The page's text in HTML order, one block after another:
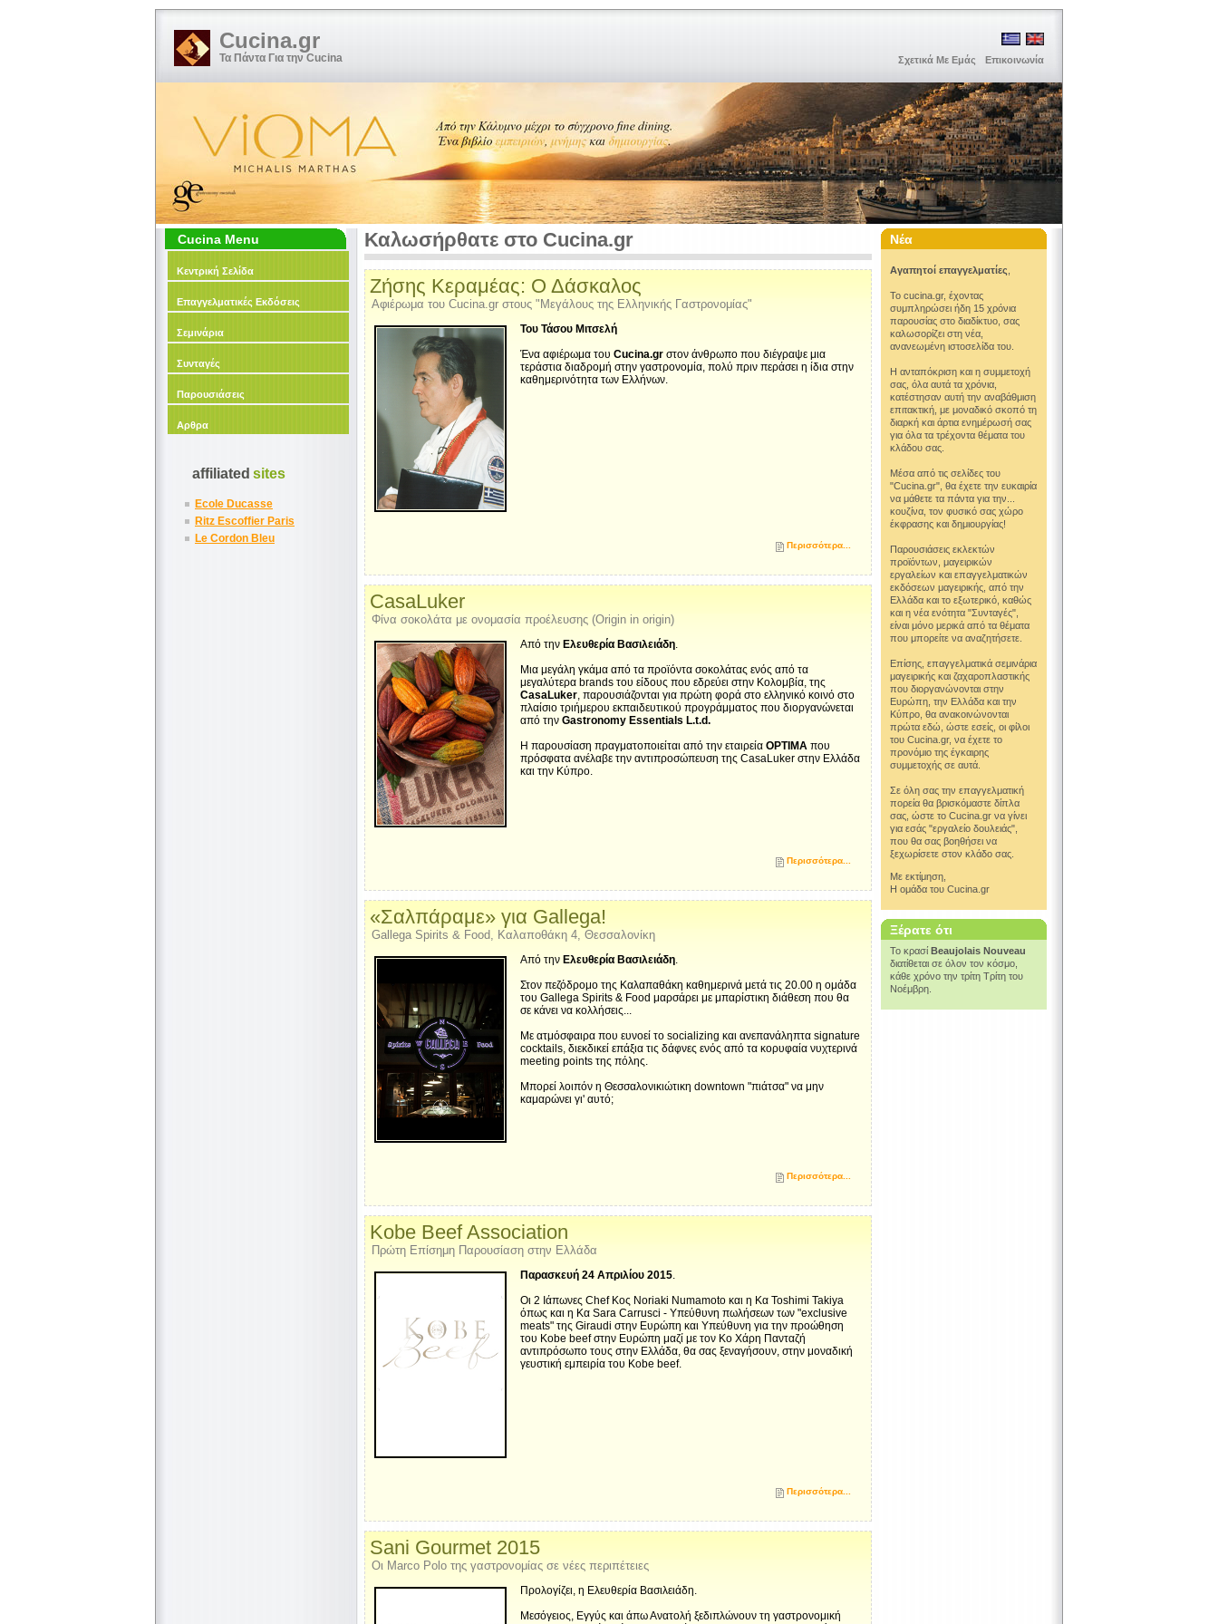
Cucina.gr
Τα Πάντα Για την Cucina Σχετικά Με Εμάς Επικοινωνία
Cucina Menu
Κεντρική Σελίδα
Επαγγελματικές Εκδόσεις
Σεμινάρια
Συνταγές
Παρουσιάσεις
Αρθρα
affiliated sites
Ecole Ducasse
Ritz Escoffier Paris
Le Cordon Bleu
Καλωσήρθατε στο Cucina.gr
Ζήσης Κεραμέας: Ο Δάσκαλος
Αφιέρωμα του Cucina.gr στους "Μεγάλους της Ελληνικής Γαστρονομίας"
Του Τάσου Μιτσελή
Ένα αφιέρωμα του Cucina.gr στον άνθρωπο που διέγραψε μια
τεράστια διαδρομή στην γαστρονομία, πολύ πριν περάσει η ίδια στην
καθημερινότητα των Ελλήνων.
Περισσότερα...
CasaLuker
Φίνα σοκολάτα με ονομασία προέλευσης (Origin in origin)
Από την Ελευθερία Βασιλειάδη.
Μια μεγάλη γκάμα από τα προϊόντα σοκολάτας ενός από τα
μεγαλύτερα brands του είδους που εδρεύει στην Κολομβία, της
CasaLuker, παρουσιάζονται για πρώτη φορά στο ελληνικό κοινό στο
πλαίσιο τριήμερου εκπαιδευτικού προγράμματος που διοργανώνεται
από την Gastronomy Essentials L.t.d.
Η παρουσίαση πραγματοποιείται από την εταιρεία OPTIMA που
πρόσφατα ανέλαβε την αντιπροσώπευση της CasaLuker στην Ελλάδα
και την Κύπρο.
Περισσότερα...
«Σαλπάραμε» για Gallega!
Gallega Spirits & Food, Καλαποθάκη 4, Θεσσαλονίκη
Από την Ελευθερία Βασιλειάδη.
Στον πεζόδρομο της Καλαπαθάκη καθημερινά μετά τις 20.00 η ομάδα
του Gallega Spirits & Food μαρσάρει με μπαρίστικη διάθεση που θα
σε κάνει να κολλήσεις...
Με ατμόσφαιρα που ευνοεί το socializing και ανεπανάληπτα signature
cocktails, διεκδικεί επάξια τις δάφνες ενός από τα κορυφαία νυχτερινά
meeting points της πόλης.
Μπορεί λοιπόν η Θεσσαλονικιώτικη downtown "πιάτσα" να μην
καμαρώνει γι' αυτό;
Περισσότερα...
Kobe Beef Association
Πρώτη Επίσημη Παρουσίαση στην Ελλάδα
Παρασκευή 24 Απριλίου 2015.
Οι 2 Ιάπωνες Chef Κος Noriaki Numamoto και η Κα Toshimi Takiya
όπως και η Κα Sara Carrusci - Υπεύθυνη πωλήσεων των "exclusive
meats" της Giraudi στην Ευρώπη και Υπεύθυνη για την προώθηση
του Kobe beef στην Ευρώπη μαζί με τον Κο Χάρη Πανταζή
αντιπρόσωπο τους στην Ελλάδα, θα σας ξεναγήσουν, στην μοναδική
γευστική εμπειρία του Kobe beef.
Περισσότερα...
Sani Gourmet 2015
Οι Marco Polo της γαστρονομίας σε νέες περιπέτειες
Προλογίζει, η Ελευθερία Βασιλειάδη.
Μεσόγειος, Εγγύς και άπω Ανατολή ξεδιπλώνουν τη γαστρονομική
Νέα
Αγαπητοί επαγγελματίες
Το cucina.gr, έχοντας
συμπληρώσει ήδη 15 χρόνια
παρουσίας στο διαδίκτυο, σας
καλωσορίζει στη νέα,
ανανεωμένη ιστοσελίδα του.
Η ανταπόκριση και η συμμετοχή
σας, όλα αυτά τα χρόνια,
κατέστησαν αυτή την αναβάθμιση
επιτακτική, με μοναδικό σκοπό τη
διαρκή και άρτια ενημέρωσή σας
για όλα τα τρέχοντα θέματα του
κλάδου σας.
Μέσα από τις σελίδες του
"Cucina.gr", θα έχετε την ευκαιρία
να μάθετε τα πάντα για την...
κουζίνα, τον φυσικό σας χώρο
έκφρασης και δημιουργίας!
Παρουσιάσεις εκλεκτών
προϊόντων, μαγειρικών
εργαλείων και επαγγελματικών
εκδόσεων μαγειρικής, από την
Ελλάδα και το εξωτερικό, καθώς
και η νέα ενότητα "Συνταγές",
είναι μόνο μερικά από τα θέματα
που μπορείτε να αναζητήσετε.
Επίσης, επαγγελματικά σεμινάρια
μαγειρικής και ζαχαροπλαστικής
που διοργανώνονται στην
Ευρώπη, την Ελλάδα και την
Κύπρο, θα ανακοινώνονται
πρώτα εδώ, ώστε εσείς, οι φίλοι
του Cucina.gr, να έχετε το
προνόμιο της έγκαιρης
συμμετοχής σε αυτά.
Σε όλη σας την επαγγελματική
πορεία θα βρισκόμαστε δίπλα
σας, ώστε το Cucina.gr να γίνει
για εσάς "εργαλείο δουλειάς",
που θα σας βοηθήσει να
ξεχωρίσετε στον κλάδο σας.
Με εκτίμηση,
Η ομάδα του Cucina.gr
Ξέρατε ότι
Το κρασίBeaujolais Nouveau
διατίθεται σε όλον τον κόσμο,
κάθε χρόνο την τρίτη Τρίτη του
Νοέμβρη.